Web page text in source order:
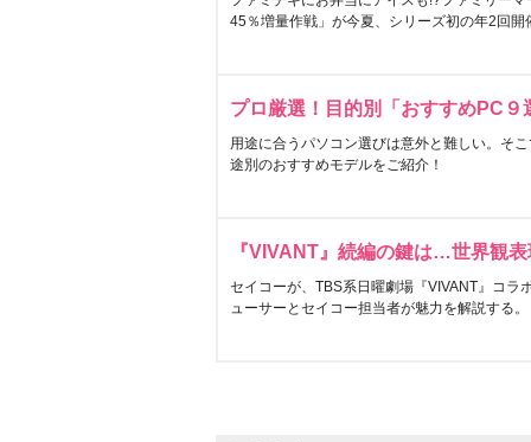
45％増量作戦」が今夏、シリーズ初の年2回開
プロ厳選！目的別「おすすめPC９
用途に合うパソコン選びは意外と難しい。そ
途別のおすすめモデルをご紹介！
『VIVANT』続編の鍵は…世界観
セイコーが、TBS系日曜劇場『VIVANT』コラ
ューサーとセイコー担当者が魅力を解説する。